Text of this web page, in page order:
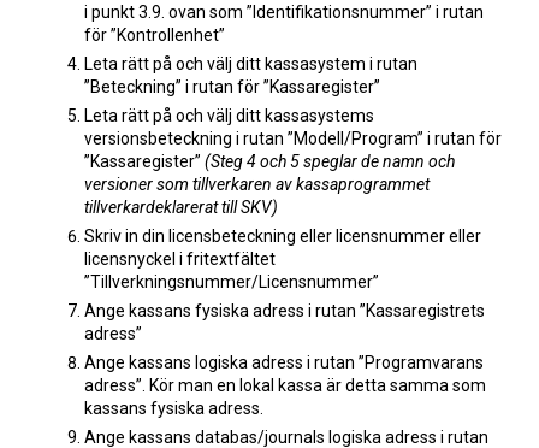
i punkt 3.9. ovan som ”Identifikationsnummer” i rutan
för ”Kontrollenhet”
Leta rätt på och välj ditt kassasystem i rutan
”Beteckning” i rutan för ”Kassaregister”
Leta rätt på och välj ditt kassasystems
versionsbeteckning i rutan ”Modell/Program” i rutan för
”Kassaregister” (Steg 4 och 5 speglar de namn och
versioner som tillverkaren av kassaprogrammet
tillverkardeklarerat till SKV)
Skriv in din licensbeteckning eller licensnummer eller
licensnyckel i fritextfältet
”Tillverkningsnummer/Licensnummer”
Ange kassans fysiska adress i rutan ”Kassaregistrets
adress”
Ange kassans logiska adress i rutan ”Programvarans
adress”. Kör man en lokal kassa är detta samma som
kassans fysiska adress.
Ange kassans databas/journals logiska adress i rutan